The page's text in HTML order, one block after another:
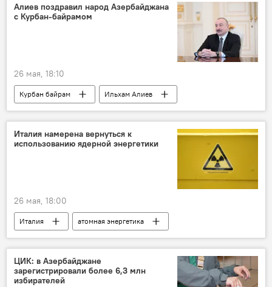
Алиев поздравил народ Азербайджана
с Курбан-байрамом
26 мая, 18:10
Курбан байрам
Ильхам Алиев
Азербайджан
Баку Праздник
Италия намерена вернуться к
использованию ядерной энергетики
26 мая, 18:00
Италия атомная энергетика
ЦИК: в Азербайджане
зарегистрировали более 6,3 млн
избирателей